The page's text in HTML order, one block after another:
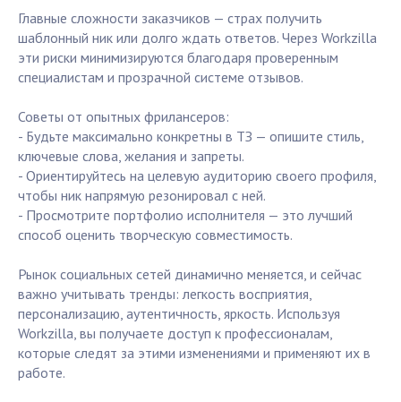
Главные сложности заказчиков — страх получить
шаблонный ник или долго ждать ответов. Через Workzilla
эти риски минимизируются благодаря проверенным
специалистам и прозрачной системе отзывов.
Советы от опытных фрилансеров:
- Будьте максимально конкретны в ТЗ — опишите стиль,
ключевые слова, желания и запреты.
- Ориентируйтесь на целевую аудиторию своего профиля,
чтобы ник напрямую резонировал с ней.
- Просмотрите портфолио исполнителя — это лучший
способ оценить творческую совместимость.
Рынок социальных сетей динамично меняется, и сейчас
важно учитывать тренды: легкость восприятия,
персонализацию, аутентичность, яркость. Используя
Workzilla, вы получаете доступ к профессионалам,
которые следят за этими изменениями и применяют их в
работе.